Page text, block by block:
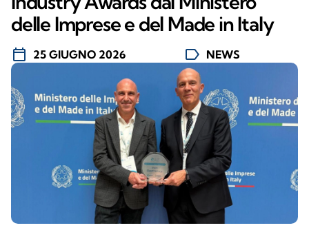
delle Imprese e del Made in Italy
calendar_today 25 GIUGNO 2026 label NEWS